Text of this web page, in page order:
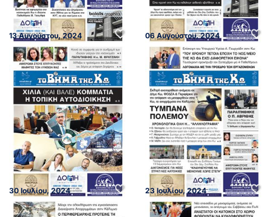
13 Αυγούστου, 2024 06 Αυγούστου, 2024
30 Ιουλίου, 2024 23 Ιουλίου, 2024